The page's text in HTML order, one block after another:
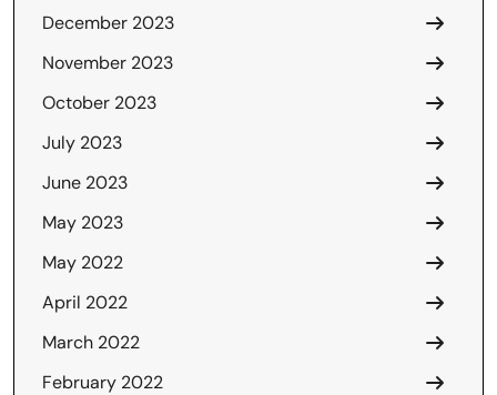
December 2023
November 2023
October 2023
July 2023
June 2023
May 2023
May 2022
April 2022
March 2022
February 2022